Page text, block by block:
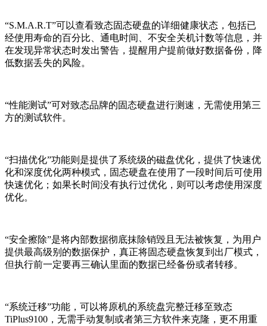
“S.M.A.R.T”可以查看致态固态硬盘的详细健康状态，包括已
经使用寿命的百分比、通电时间、不安全关机计数等信息，并
在发现异常状态时发出警告，提醒用户提前做好数据备份，降
低数据丢失的风险。
“性能测试”可对致态品牌的固态硬盘进行测速，无需使用第三
方的测试软件。
“扫描优化”功能则是提供了系统级的磁盘优化，提供了快速优
化和深度优化两种模式，固态硬盘在使用了一段时间后可使用
快速优化；如果长时间没有执行过优化，则可以考虑使用深度
优化。
“安全擦除”是将内部数据彻底抹除销毁且无法被恢复，为用户
提供最高级别的数据保护，真正将固态硬盘恢复到出厂模式，
但执行前一定要再三确认里面的数据已经备份或者转移。
“系统迁移”功能，可以将原机的系统盘完整迁移至致态
TiPlus9100，无需手动复制或者第三方软件来克隆，更不用重